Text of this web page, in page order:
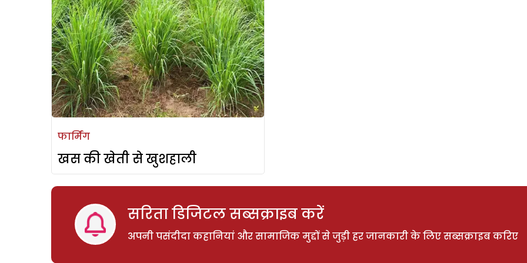
फार्मिंग
खस की खेती से खुशहाली
सरिता डिजिटल सब्सक्राइब करें
अपनी पसंदीदा कहानियां और सामाजिक मुद्दों से जुड़ी हर जानकारी के लिए सब्सक्राइब करिए